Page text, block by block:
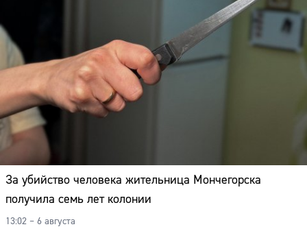
За убийство человека жительница Мончегорска
получила семь лет колонии
13:02 – 6 августа